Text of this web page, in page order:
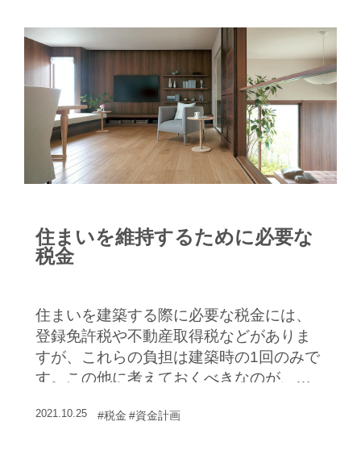
住まいを維持するために必要な
税金
住まいを建築する際に必要な税金には、
登録免許税や不動産取得税などがありま
すが、これらの負担は建築時の1回のみで
す。この他に考えておくべきなのが、土
ける固定資産税などの税金です。これら
2021.10.25 #税金 #資金計画